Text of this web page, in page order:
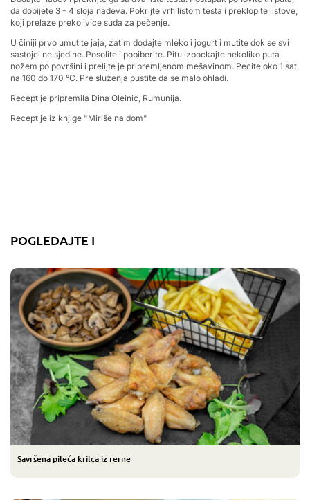
da dobijete 3 - 4 sloja nadeva. Pokrijte vrh listom testa i preklopite listove,
koji prelaze preko ivice suda za pečenje.
U činiji prvo umutite jaja, zatim dodajte mleko i jogurt i mutite dok se svi
sastojci ne sjedine. Posolite i pobiberite. Pitu izbockajte nekoliko puta
nožem po površini i prelijte je pripremljenom mešavinom. Pecite oko 1 sat,
na 160 do 170 °C. Pre služenja pustite da se malo ohladi.
Recept je pripremila Dina Oleinic, Rumunija.
Recept je iz knjige "Miriše na dom"
POGLEDAJTE I
Savršena pileća krilca iz rerne